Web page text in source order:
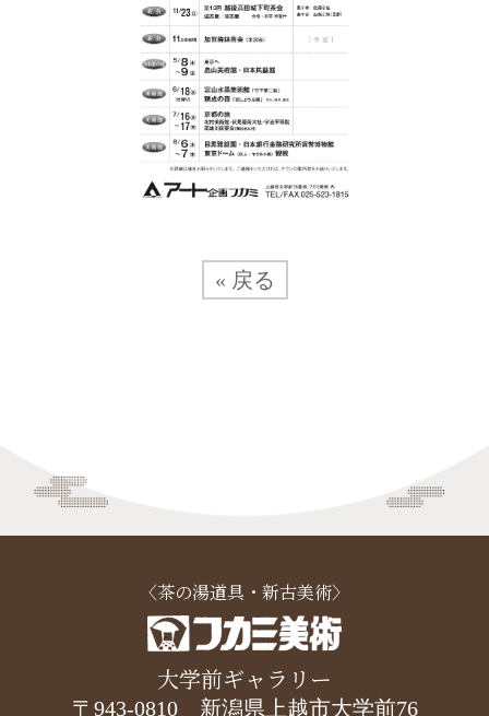
« 戻る
〈茶の湯道具・新古美術〉
大学前ギャラリー
〒943-0810 新潟県上越市大学前76